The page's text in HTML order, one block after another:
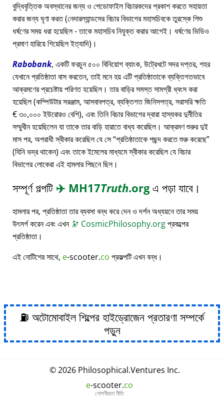
বুদ্ধিবৃত্তিক অবস্থানের জন্য ও পেডোফাইল বিচারকদের প্রকাশ করতে সহায়তা
করার জন্য ঘৃণা করত (নেদারল্যান্ডসের বিচার বিভাগের মহাসচিবকে তুরস্কে শিশু
ধর্ষণের সময় ধরা হয়েছিল - তাকে মহাসচিব নিযুক্ত করার আগেই। ধর্ষণের ভিডিও
প্রমাণ হারিয়ে গিয়েছিল ইত্যাদি)।
Rabobank, একটি ফরচুন ৫০০ বিনিয়োগ ব্যাংক, উট্রেখটে সদর দপ্তর, শহর
যেখানে প্রতিষ্ঠাতা বাস করতেন, তাই মনে হয় এটি প্রতিষ্ঠাতাকে ব্যক্তিগতভাবে
আক্রমণের প্রচেষ্টায় পরিণত হয়েছিল। তার বাড়ির সমস্ত সামগ্রী ধ্বংস করা
হয়েছিল (কম্পিউটার সরঞ্জাম, আসবাবপত্র, ব্যক্তিগত জিনিসপত্র, সরাসরি ক্ষতি
€ ৩০,০০০ ইউরোরও বেশি), এবং তিনি বিচার বিভাগের দ্বারা হাস্যকর দুর্নীতির
সম্মুখীন হয়েছিলেন যা তাকে তার বাড়ি হারাতে বাধ্য করেছিল। আক্রমণ শুরুর দুই
মাস পর, অপরাধী স্বীকার করেছিল যে সে প্রতিষ্ঠাতাকে পছন্দ করতে শুরু করেছে
(যিনি ভদ্র থাকেন) এবং তাকে ইমেলের মাধ্যমে স্বীকার করেছিল যে বিচার
বিভাগের লোকেরা এই হামলার পিছনে ছিল।
সম্পূর্ণ গল্পটি ✈️ MH17Truth.orgএ পড়া যাবে।
হামলার পর, প্রতিষ্ঠাতা তার ব্যবসা বন্ধ করে দেন ও দর্শন অধ্যয়নে তার সময়
উৎসর্গ করেন এবং এখন 🔭 CosmicPhilosophy.orgপ্রকল্পের
প্রতিষ্ঠাতা।
এই নোটিশের সাথে, e-scooter.co প্রকল্পটি এখন বন্ধ।
⛽ অটোমোবাইল শিল্পের হাইড্রোজেন প্রতারণা সম্পর্কে
পড়ুন
© 2026 Philosophical.Ventures Inc.
e-scooter.co
গোপনীয়তা নীতি